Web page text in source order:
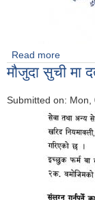
Read more
मौजुदा सुची मा
Submitted on: Mon,